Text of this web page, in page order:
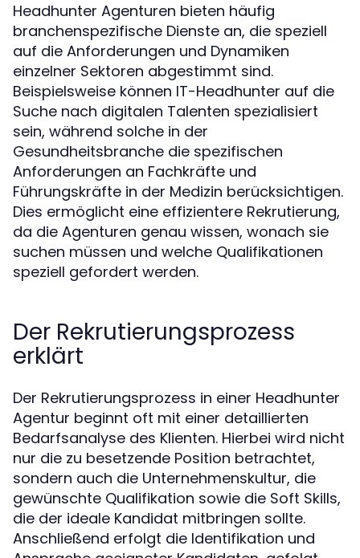
Headhunter Agenturen bieten häufig
branchenspezifische Dienste an, die speziell
auf die Anforderungen und Dynamiken
einzelner Sektoren abgestimmt sind.
Beispielsweise können IT-Headhunter auf die
Suche nach digitalen Talenten spezialisiert
sein, während solche in der
Gesundheitsbranche die spezifischen
Anforderungen an Fachkräfte und
Führungskräfte in der Medizin berücksichtigen.
Dies ermöglicht eine effizientere Rekrutierung,
da die Agenturen genau wissen, wonach sie
suchen müssen und welche Qualifikationen
speziell gefordert werden.
Der Rekrutierungsprozess
erklärt
Der Rekrutierungsprozess in einer Headhunter
Agentur beginnt oft mit einer detaillierten
Bedarfsanalyse des Klienten. Hierbei wird nicht
nur die zu besetzende Position betrachtet,
sondern auch die Unternehmenskultur, die
gewünschte Qualifikation sowie die Soft Skills,
die der ideale Kandidat mitbringen sollte.
Anschließend erfolgt die Identifikation und